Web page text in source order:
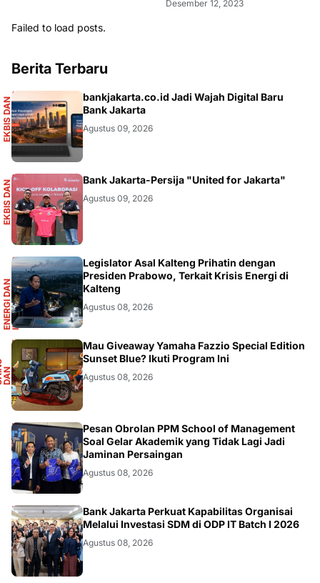
Desember 12, 2023
Failed to load posts.
Berita Terbaru
E
K
B
I
S
D
A
N
I
N
F
O
G
R
A
F
IS
bankjakarta.co.id Jadi Wajah Digital Baru
Bank Jakarta
Agustus 09, 2026
E
K
B
I
S
D
A
N
I
N
F
O
G
R
A
F
IS Bank Jakarta-Persija "United for Jakarta"
Agustus 09, 2026
E
N
E
R
G
I
D
A
N
I
N
F
R
A
S
T
R
U
K
T
UR
Legislator Asal Kalteng Prihatin dengan
Presiden Prabowo, Terkait Krisis Energi di
Kalteng
Agustus 08, 2026
N
OF
Mau Giveaway Yamaha Fazzio Special Edition
Sunset Blue? Ikuti Program Ini
Agustus 08, 2026
DIKBUDRISTEK
Pesan Obrolan PPM School of Management
Soal Gelar Akademik yang Tidak Lagi Jadi
Jaminan Persaingan
Agustus 08, 2026
DIKBUDRISTEK
Bank Jakarta Perkuat Kapabilitas Organisai
Melalui Investasi SDM di ODP IT Batch I 2026
Agustus 08, 2026